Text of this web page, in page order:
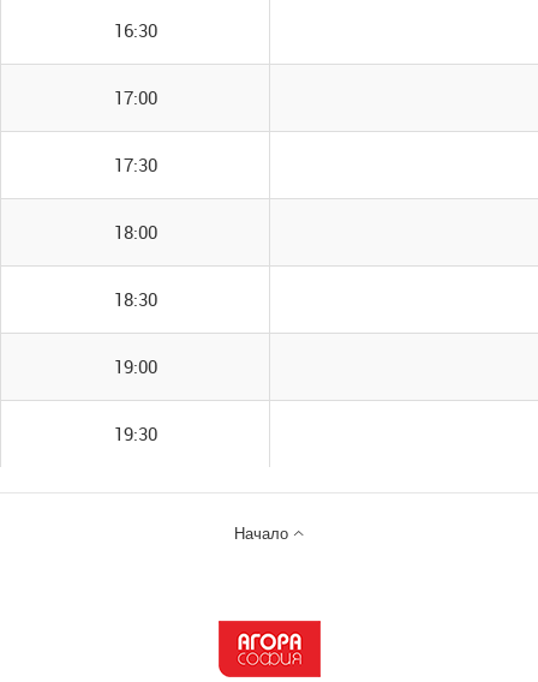
16:30
17:00
17:30
18:00
18:30
19:00
19:30
Начало 